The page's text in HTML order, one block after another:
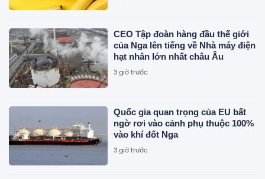
CEO Tập đoàn hàng đầu thế giới
của Nga lên tiếng về Nhà máy điện
hạt nhân lớn nhất châu Âu
3 giờ trước
Quốc gia quan trọng của EU bất
ngờ rơi vào cảnh phụ thuộc 100%
vào khí đốt Nga
3 giờ trước